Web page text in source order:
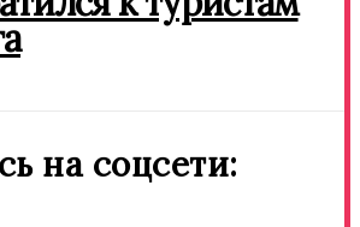
на соцсети: